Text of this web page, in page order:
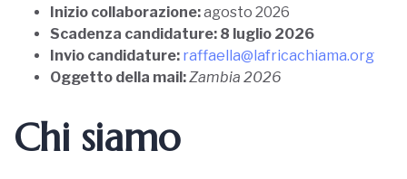
Inizio collaborazione:agosto 2026
Scadenza candidature: 8 luglio 2026
Invio candidature: raffaella@lafricachiama.org
Oggetto della mail:Zambia 2026
Chi siamo